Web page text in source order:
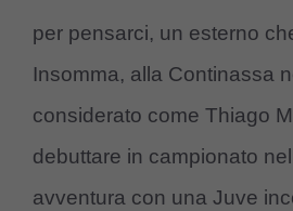
per pensarci, un esterno
Insomma, alla Continassa
considerato come Thiago
debuttare in campionato
avventura con una Juve